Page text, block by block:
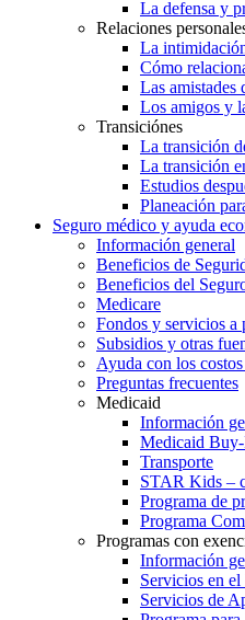
La defensa y
Relaciones
La
Cómo
Las amistades
Los amigos y
Transiciónes
La transición
La transición
Estudios
Planeación
Seguro médico y ayuda
Información general
Beneficios de
Beneficios del
Medicare
Fondos y servicios a
Subsidios y otras
Ayuda con los
Preguntas frecuentes
Medicaid
Información
Medicaid
Transporte
STAR Kids –
Programa de
Programa
Programas con
Información
Servicios en
Servicios de